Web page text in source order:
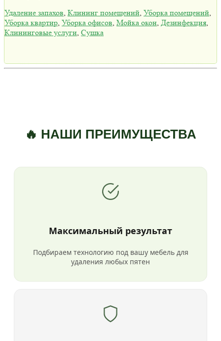
Удаление запахов, Клининг помещений, Уборка помещений,
Уборка квартир, Уборка офисов, Мойка окон, Дезинфекция,
Клининговые услуги, Сушка
🔥 НАШИ ПРЕИМУЩЕСТВА
Максимальный результат
Подбираем технологию под вашу мебель для
удаления любых пятен